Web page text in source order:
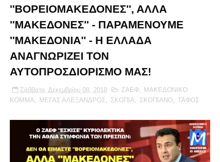
''ΒΟΡΕΙΟΜΑΚΕΔΟΝΕΣ'', ΑΛΛΑ
''ΜΑΚΕΔΟΝΕΣ'' - ΠΑΡΑΜΕΝΟΥΜΕ
''ΜΑΚΕΔΟΝΙΑ'' - Η ΕΛΛΑΔΑ
ΑΝΑΓΝΩΡΙΖΕΙ ΤΟΝ
ΑΥΤΟΠΡΟΣΔΙΟΡΙΣΜΟ ΜΑΣ!
Σάββατο, Δεκεμβρίου 08, 2018 ΖΑΕΦ, ΜΑΚΕΔΟΝΙΚΟ
ΚΟΜΜΑ, ΜΕΓΑΣ ΑΛΕΞΑΝΔΡΟΣ, ΣΚΟΠΙΑ, ΣΚΟΠΙΑΝΟ, ΤΑΦΟΣ